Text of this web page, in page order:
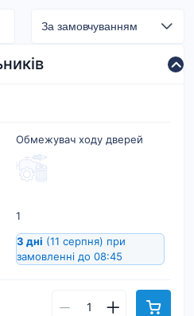
Обмежувач ходу дверей
1
3 дні (11 серпня) при
замовленні до 08:45